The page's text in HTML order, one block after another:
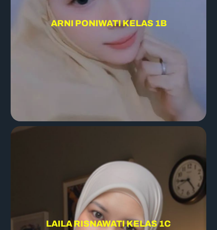
ARNI PONIWATI KELAS 1B
LAILA RISNAWATI KELAS 1C